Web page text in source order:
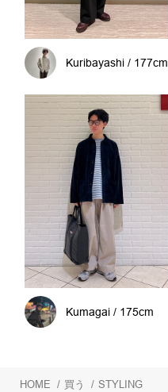
Kuribayashi / 177cm
Kumagai / 175cm
HOME / 買う / STYLING